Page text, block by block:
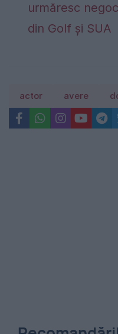
urmăresc
din Golf și SUA
actor avere